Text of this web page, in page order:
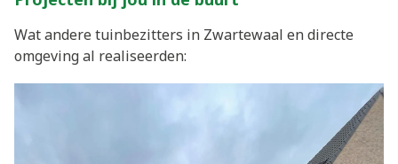
Wat andere tuinbezitters in Zwartewaal en directe
omgeving al realiseerden: